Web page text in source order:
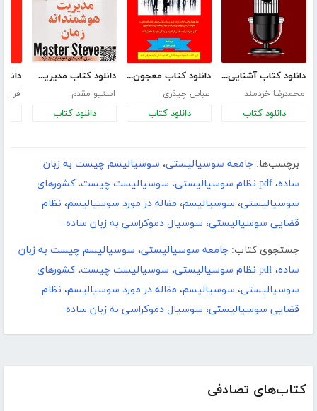
کتاب‌های تصادفی
دانلود کتاب آشنایی با فن بیان
محمدرضا خردمند
دانلود کتاب
دانلود کتاب معجون ارتباطات
عباس چیذری
دانلود کتاب
دانلود کتاب مدیریت هوشمندانه زمان
استیو مقدم
دانلود کتاب
برچسب‌ها: جامعه سوسیالیستی، سوسیالیسم چیست به زبان
ساده، pdf نظام سوسیالیستی ، سوسیالیست چیست،کشورهای
سوسیالیستی، سوسیالیسم، مقاله در مورد سوسیالیسم، نظام
قضایی سوسیالیستی، سوسیال دموکراسی به زبان ساده
جستجوی کتاب: جامعه سوسیالیستی، سوسیالیسم چیست به زبان
ساده، pdf نظام سوسیالیستی ، سوسیالیست چیست،کشورهای
سوسیالیستی، سوسیالیسم، مقاله در مورد سوسیالیسم، نظام
قضایی سوسیالیستی، سوسیال دموکراسی به زبان ساده